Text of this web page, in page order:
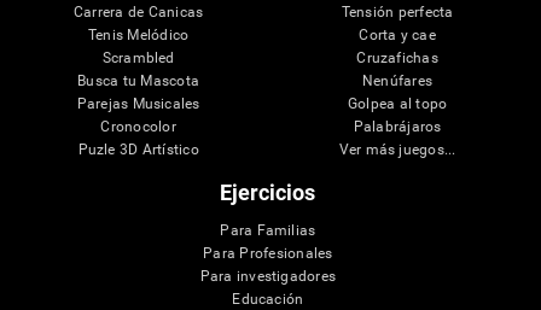
Carrera de Canicas
Tenis Melódico
Scrambled
Busca tu Mascota
Parejas Musicales
Cronocolor
Puzle 3D Artístico
Tensión perfecta
Corta y cae
Cruzafichas
Nenúfares
Golpea al topo
Palabrájaros
Ver más juegos...
Ejercicios
Para Familias
Para Profesionales
Para investigadores
Educación